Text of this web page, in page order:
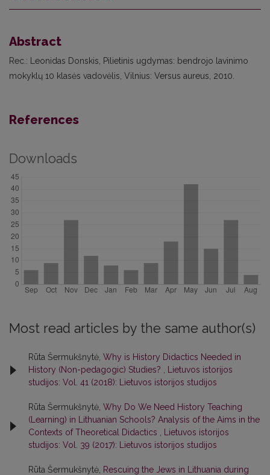
Abstract
Rec.: Leonidas Donskis, Pilietinis ugdymas: bendrojo lavinimo
mokyklų 10 klasės vadovėlis, Vilnius: Versus aureus, 2010.
References
Downloads
Most read articles by the same author(s)
Rūta Šermukšnytė, Why is History Didactics Needed in
History (Non-pedagogic) Studies?
Lietuvos istorijos
studijos: Vol. 41 (2018): Lietuvos istorijos studijos
Rūta Šermukšnytė, Why Do We Need History Teaching
(Learning) in Lithuanian Schools? Analysis of the Aims in the
Contexts of Theoretical Didactics
Lietuvos istorijos
studijos: Vol. 39 (2017): Lietuvos istorijos studijos
Rūta Šermukšnytė, Rescuing the Jews in Lithuania during